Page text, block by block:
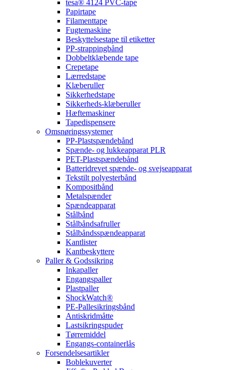
tesa® 4124 PVC-tape
Papirtape
Filamenttape
Fugtemaskine
Beskyttelsestape til etiketter
PP-strappingbånd
Dobbeltklæbende tape
Crepetape
Lærredstape
Klæberuller
Sikkerhedstape
Sikkerheds-klæberuller
Hæftemaskiner
Tapedispensere
Omsnøringssystemer
PP-Plastspændebånd
Spænde- og lukkeapparat PLR
PET-Plastspændebånd
Batteridrevet spænde- og svejseapparat
Tekstilt polyesterbånd
Kompositbånd
Metalspænder
Spændeapparat
Stålbånd
Stålbåndsafruller
Stålbåndsspændeapparat
Kantlister
Kantbeskyttere
Paller & Godssikring
Inkapaller
Engangspaller
Plastpaller
ShockWatch®
PE-Pallesikringsbånd
Antiskridmåtte
Lastsikringspuder
Tørremiddel
Engangs-containerlås
Forsendelsesartikler
Boblekuverter